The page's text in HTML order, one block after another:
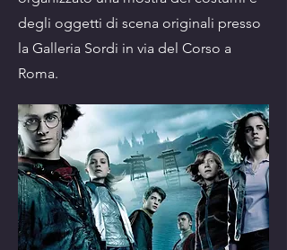
degli oggetti di scena originali presso
la Galleria Sordi in via del Corso a
Roma.